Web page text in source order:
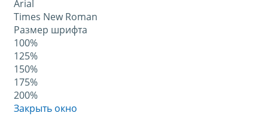
Arial
Times New Roman
Размер шрифта
100%
125%
150%
175%
200%
Закрыть окно